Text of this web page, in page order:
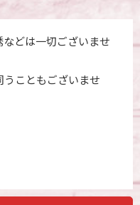
どは一切ございませ
こともございませ